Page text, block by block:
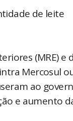
de leite
(MRE) e
Mercosul
ao
e aumento